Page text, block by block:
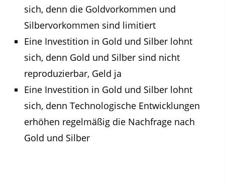
sich, denn die Goldvorkommen und
Silbervorkommen sind limitiert
Eine Investition in Gold und Silber lohnt
sich, denn Gold und Silber sind nicht
reproduzierbar, Geld ja
Eine Investition in Gold und Silber lohnt
sich, denn Technologische Entwicklungen
erhöhen regelmäßig die Nachfrage nach
Gold und Silber